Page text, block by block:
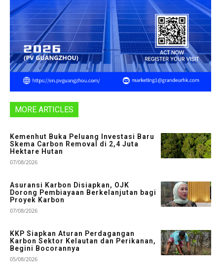
MORE ARTICLES
Kemenhut Buka Peluang Investasi Baru
Skema Carbon Removal di 2,4 Juta
Hektare Hutan
07/08/2026
Asuransi Karbon Disiapkan, OJK
Dorong Pembiayaan Berkelanjutan bagi
Proyek Karbon
07/08/2026
KKP Siapkan Aturan Perdagangan
Karbon Sektor Kelautan dan Perikanan,
Begini Bocorannya
05/08/2026